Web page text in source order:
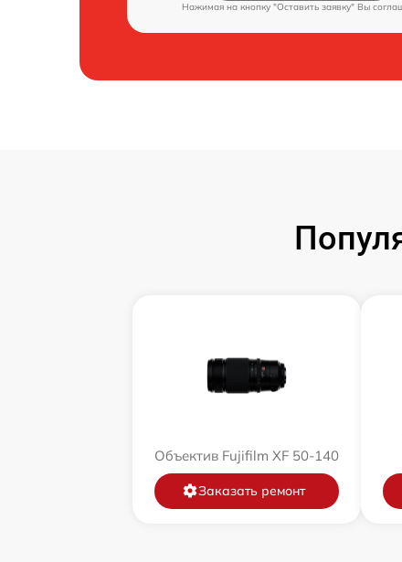
Нажимая на кнопку "Оставить заявку" Вы
Объектив Fujifilm XF 50-140
Заказать ремонт